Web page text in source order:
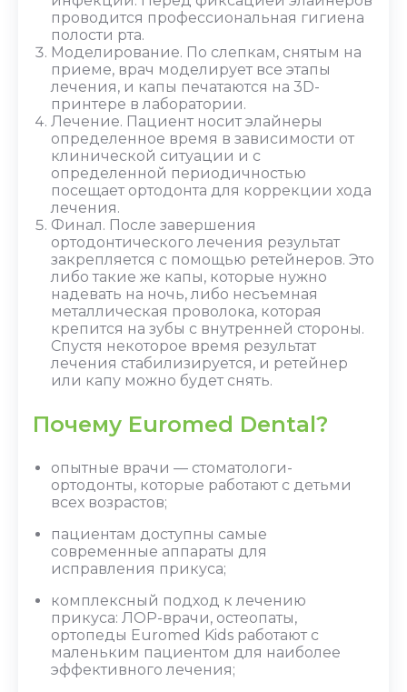
проводится профессиональная гигиена
полости рта.
Моделирование. По слепкам, снятым на
приеме, врач моделирует все этапы
лечения, и капы печатаются на 3D-
принтере в лаборатории.
Лечение. Пациент носит элайнеры
определенное время в зависимости от
клинической ситуации и с
определенной периодичностью
посещает ортодонта для коррекции хода
лечения.
Финал. После завершения
ортодонтического лечения результат
закрепляется с помощью ретейнеров. Это
либо такие же капы, которые нужно
надевать на ночь, либо несъемная
металлическая проволока, которая
крепится на зубы с внутренней стороны.
Спустя некоторое время результат
лечения стабилизируется, и ретейнер
или капу можно будет снять.
Почему Euromed Dental?
опытные врачи — стоматологи-
ортодонты, которые работают с детьми
всех возрастов;
пациентам доступны самые
современные аппараты для
исправления прикуса;
комплексный подход к лечению
прикуса: ЛОР-врачи, остеопаты,
ортопеды Euromed Kids работают с
маленьким пациентом для наиболее
эффективного лечения;